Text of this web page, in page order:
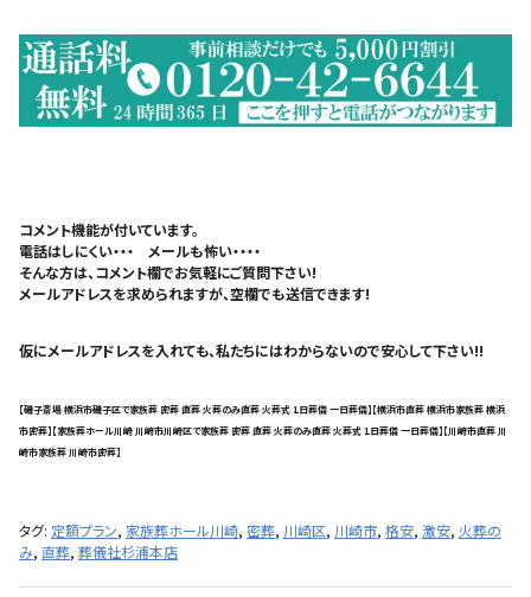
コメント機能が付いています。
電話はしにくい・・・ メールも怖い・・・・
そんな方は、コメント欄でお気軽にご質問下さい!
メールアドレスを求められますが、空欄でも送信できます!
仮にメールアドレスを入れても、私たちにはわからないので安心して下さい!!
【磯子斎場 横浜市磯子区で家族葬 密葬 直葬 火葬のみ直葬 火葬式 1日葬儀 一日葬儀】【横浜市直葬 横浜市家族葬 横浜
市密葬】【家族葬ホール川崎 川崎市川崎区で家族葬 密葬 直葬 火葬のみ直葬 火葬式 1日葬儀 一日葬儀】【川崎市直葬 川
崎市家族葬 川崎市密葬】
タグ: 定額プラン, 家族葬ホール川崎, 密葬, 川崎区, 川崎市, 格安, 激安, 火葬の
み, 直葬, 葬儀社杉浦本店